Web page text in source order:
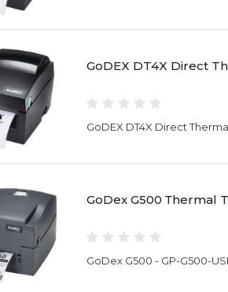
GoDEX DT4X Direct
GoDEX DT4X Direct
GoDex G500 Тhermal
GoDex G500 - GP-G500-